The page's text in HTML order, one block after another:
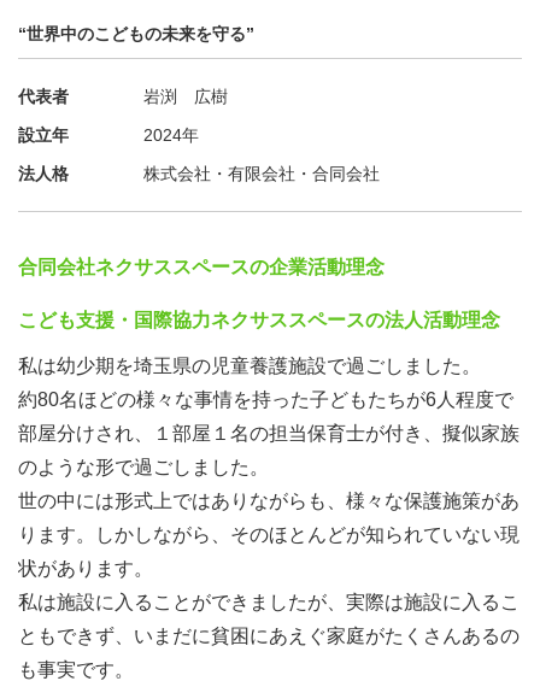
ここまでともに頑張ってきた仲間たちと、セブ島の絶景や
観光スポットを楽しんで、一生の思い出を作ろう！
行く場所は、事前のワークショップでみんなで決めるの
“世界中のこどもの未来を守る”
代表者
岩渕 広樹
設立年
2024年
法人格
株式会社・有限会社・合同会社
合同会社ネクサススペースの企業活動理念
こども支援・国際協力ネクサススペースの法人活動理念
私は幼少期を埼玉県の児童養護施設で過ごしました。
約80名ほどの様々な事情を持った子どもたちが6人程度で
部屋分けされ、１部屋１名の担当保育士が付き、擬似家族
のような形で過ごしました。
世の中には形式上ではありながらも、様々な保護施策があ
ります。しかしながら、そのほとんどが知られていない現
状があります。
私は施設に入ることができましたが、実際は施設に入るこ
ともできず、いまだに貧困にあえぐ家庭がたくさんあるの
も事実です。